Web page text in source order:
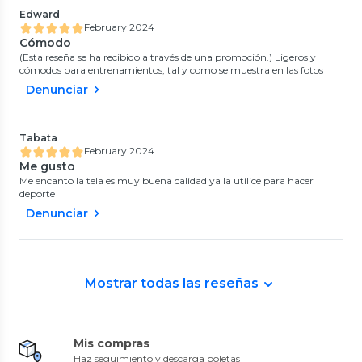
Edward
February 2024
Cómodo
(Esta reseña se ha recibido a través de una promoción.) Ligeros y
cómodos para entrenamientos, tal y como se muestra en las fotos
Denunciar
Tabata
February 2024
Me gusto
Me encanto la tela es muy buena calidad ya la utilice para hacer
deporte
Denunciar
Mostrar todas las reseñas
Mis compras
Haz seguimiento y descarga boletas